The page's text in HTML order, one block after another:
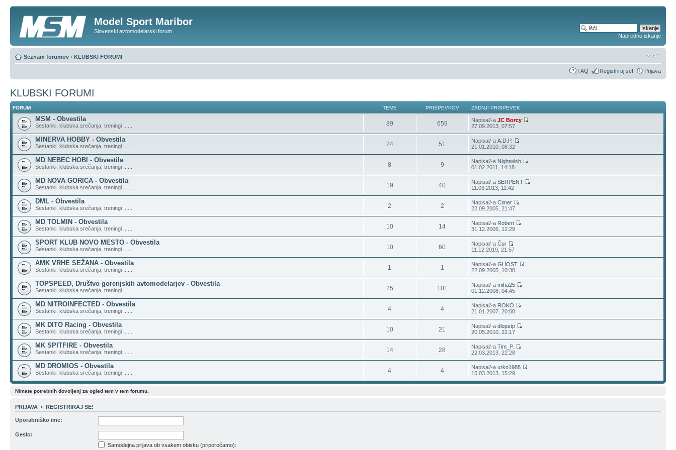
Model Sport Maribor
Slovenski avtomodelarski forum
Napredno iskanje
Seznam forumov ‹ KLUBSKI FORUMI
FAQ Registriraj se! Prijava
KLUBSKI FORUMI
FORUM TEME PRISPEVKOV ZADNJI PRISPEVEK
MSM - Obvestila
Sestanki, klubska srečanja, treningi ...... 89 659 Napisal/-aJC Borcy
27.09.2013, 07:57
MINERVA HOBBY - Obvestila
Sestanki, klubska srečanja, treningi ...... 24 51 Napisal/-aA.D.P.
21.01.2010, 08:32
MD NEBEC HOBI - Obvestila
Sestanki, klubska srečanja, treningi ...... 8 9 Napisal/-a Nightwish
01.02.2011, 14:18
MD NOVA GORICA - Obvestila
Sestanki, klubska srečanja, treningi ...... 19 40 Napisal/-aSERPENT
11.03.2013, 11:42
DML - Obvestila
Sestanki, klubska srečanja, treningi ...... 2 2 Napisal/-aCimer
22.09.2005, 21:47
MD TOLMIN - Obvestila
Sestanki, klubska srečanja, treningi ...... 10 14 Napisal/-a Robert
31.12.2006, 12:29
SPORT KLUB NOVO MESTO - Obvestila
Sestanki, klubska srečanja, treningi ...... 10 60 Napisal/-aČur
11.12.2019, 21:57
AMK VRHE SEŽANA - Obvestila
Sestanki, klubska srečanja, treningi ...... 1 1 Napisal/-aGHOST
22.09.2005, 10:38
TOPSPEED, Društvo gorenjskih avtomodelarjev - Obvestila
Sestanki, klubska srečanja, treningi ...... 25 101 Napisal/-amiha25
01.12.2008, 04:45
MD NITROINFECTED - Obvestila
Sestanki, klubska srečanja, treningi ...... 4 4 Napisal/-a ROKO
21.01.2007, 20:00
MK DITO Racing - Obvestila
Sestanki, klubska srečanja, treningi ...... 10 21 Napisal/-adlopstp
20.05.2010, 22:17
MK SPITFIRE - Obvestila
Sestanki, klubska srečanja, treningi ...... 14 28 Napisal/-aTim_P.
22.03.2013, 22:28
MD DROMIOS - Obvestila
Sestanki, klubska srečanja, treningi ...... 4 4 Napisal/-aurko1988
15.03.2013, 15:29
Nimate potrebnih dovoljenj za ogled tem v tem forumu.
PRIJAVA • REGISTRIRAJ SE!
Uporabniško ime:
Geslo:
Samodejna prijava ob vsakem obisku (priporočamo):